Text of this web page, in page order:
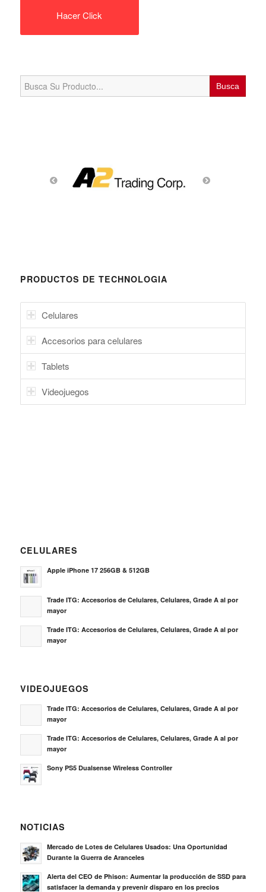
Hacer Click
Search
for:
PRODUCTOS DE TECHNOLOGIA
Celulares
Accesorios para celulares
Tablets
Videojuegos
CELULARES
Apple iPhone 17 256GB & 512GB
Trade ITG: Accesorios de Celulares, Celulares, Grade A al por
mayor
Trade ITG: Accesorios de Celulares, Celulares, Grade A al por
mayor
VIDEOJUEGOS
Trade ITG: Accesorios de Celulares, Celulares, Grade A al por
mayor
Trade ITG: Accesorios de Celulares, Celulares, Grade A al por
mayor
Sony PS5 Dualsense Wireless Controller
NOTICIAS
Mercado de Lotes de Celulares Usados: Una Oportunidad
Durante la Guerra de Aranceles
Alerta del CEO de Phison: Aumentar la producción de SSD para
satisfacer la demanda y prevenir disparo en los precios